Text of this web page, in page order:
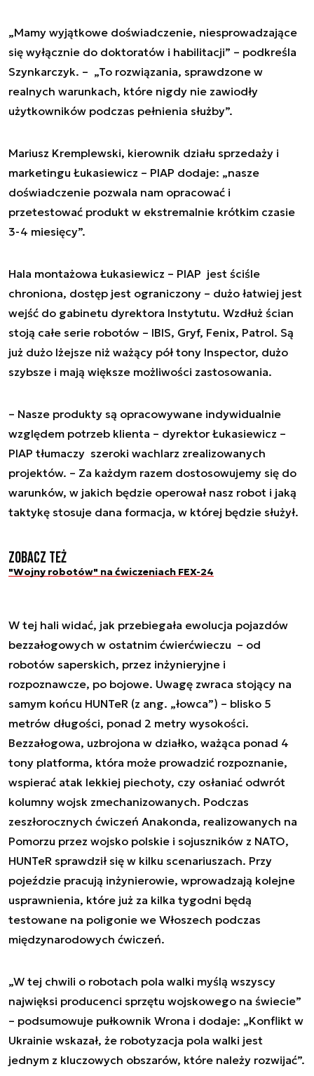
„Mamy wyjątkowe doświadczenie, niesprowadzające
się wyłącznie do doktoratów i habilitacji” – podkreśla
Szynkarczyk. – „To rozwiązania, sprawdzone w
realnych warunkach, które nigdy nie zawiodły
użytkowników podczas pełnienia służby”.
Mariusz Kremplewski, kierownik działu sprzedaży i
marketingu Łukasiewicz – PIAP dodaje: „nasze
doświadczenie pozwala nam opracować i
przetestować produkt w ekstremalnie krótkim czasie
3-4 miesięcy”.
Hala montażowa Łukasiewicz – PIAP jest ściśle
chroniona, dostęp jest ograniczony – dużo łatwiej jest
wejść do gabinetu dyrektora Instytutu. Wzdłuż ścian
stoją całe serie robotów – IBIS, Gryf, Fenix, Patrol. Są
już dużo lżejsze niż ważący pół tony Inspector, dużo
szybsze i mają większe możliwości zastosowania.
– Nasze produkty są opracowywane indywidualnie
względem potrzeb klienta – dyrektor Łukasiewicz –
PIAP tłumaczy szeroki wachlarz zrealizowanych
projektów. – Za każdym razem dostosowujemy się do
warunków, w jakich będzie operował nasz robot i jaką
taktykę stosuje dana formacja, w której będzie służył.
Zobacz też
"Wojny robotów" na ćwiczeniach FEX-24
W tej hali widać, jak przebiegała ewolucja pojazdów
bezzałogowych w ostatnim ćwierćwieczu – od
robotów saperskich, przez inżynieryjne i
rozpoznawcze, po bojowe. Uwagę zwraca stojący na
samym końcu HUNTeR (z ang. „łowca”) – blisko 5
metrów długości, ponad 2 metry wysokości.
Bezzałogowa, uzbrojona w działko, ważąca ponad 4
tony platforma, która może prowadzić rozpoznanie,
wspierać atak lekkiej piechoty, czy osłaniać odwrót
kolumny wojsk zmechanizowanych. Podczas
zeszłorocznych ćwiczeń Anakonda, realizowanych na
Pomorzu przez wojsko polskie i sojuszników z NATO,
HUNTeR sprawdził się w kilku scenariuszach. Przy
pojeździe pracują inżynierowie, wprowadzają kolejne
usprawnienia, które już za kilka tygodni będą
testowane na poligonie we Włoszech podczas
międzynarodowych ćwiczeń.
„W tej chwili o robotach pola walki myślą wszyscy
najwięksi producenci sprzętu wojskowego na świecie”
– podsumowuje pułkownik Wrona i dodaje: „Konflikt w
Ukrainie wskazał, że robotyzacja pola walki jest
jednym z kluczowych obszarów, które należy rozwijać”.